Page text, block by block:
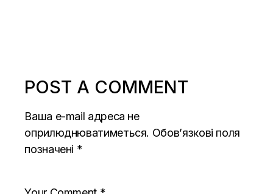
POST A COMMENT
Ваша e-mail адреса не
оприлюднюватиметься. Обов’язкові поля
позначені *